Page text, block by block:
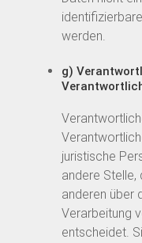
werden.
g)
juristische
andere Stelle,
anderen über
Verarbeitung
entscheidet.